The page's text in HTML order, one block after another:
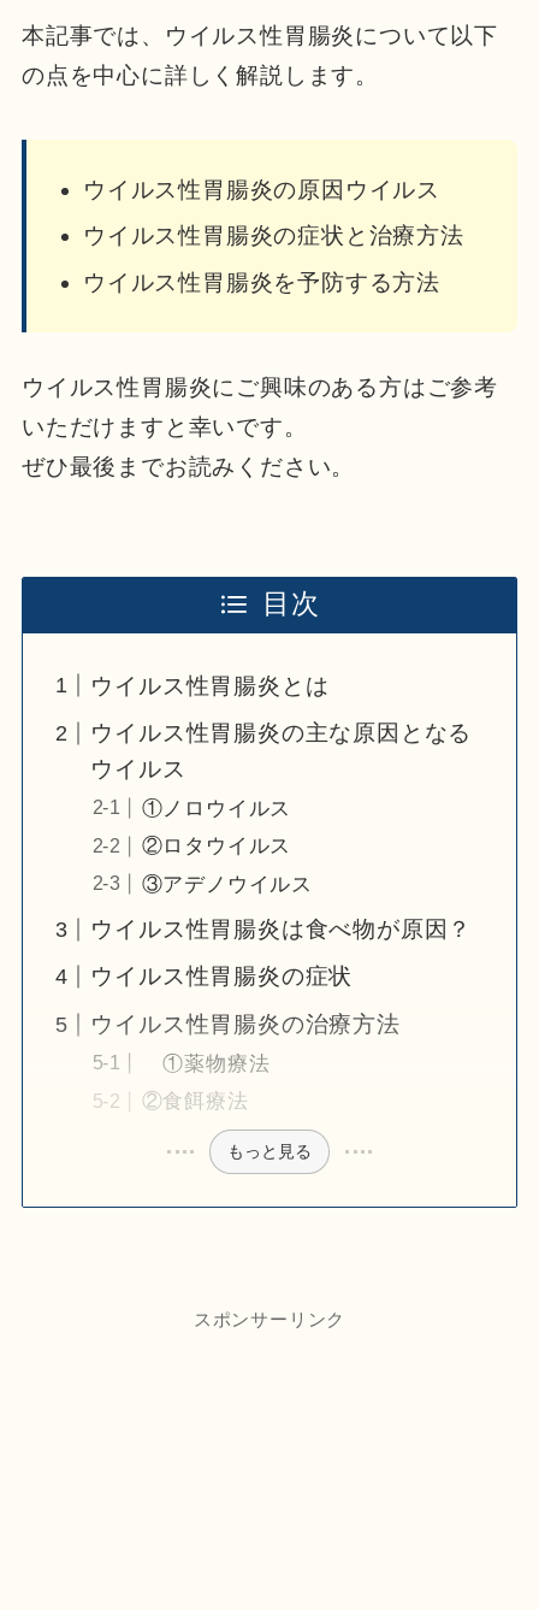
本記事では、ウイルス性胃腸炎について以下
の点を中心に詳しく解説します。
ウイルス性胃腸炎の原因ウイルス
ウイルス性胃腸炎の症状と治療方法
ウイルス性胃腸炎を予防する方法
ウイルス性胃腸炎にご興味のある方はご参考
いただけますと幸いです。
ぜひ最後までお読みください。
目次
ウイルス性胃腸炎とは
ウイルス性胃腸炎の主な原因となる
ウイルス
①ノロウイルス
②ロタウイルス
③アデノウイルス
ウイルス性胃腸炎は食べ物が原因？
ウイルス性胃腸炎の症状
ウイルス性胃腸炎の治療方法
①薬物療法
②食餌療法
もっと見る
スポンサーリンク